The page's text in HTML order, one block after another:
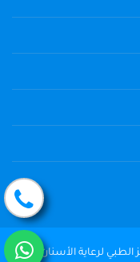
جميع الحقوق محفوظة © 2004 - 2026 المركز الطبي لرعاية الأسنان The